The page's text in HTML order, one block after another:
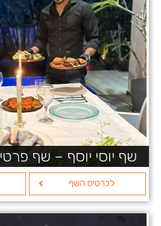
שף יוסי יוסף – שף פרטי
לכרטיס השף